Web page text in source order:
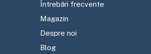
Întrebări frecvente
Magazin
Despre noi
Blog